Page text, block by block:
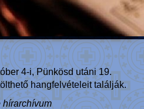
4-i, Pünkösd utáni 19.
hangfelvételeit találják.
hírarchívum